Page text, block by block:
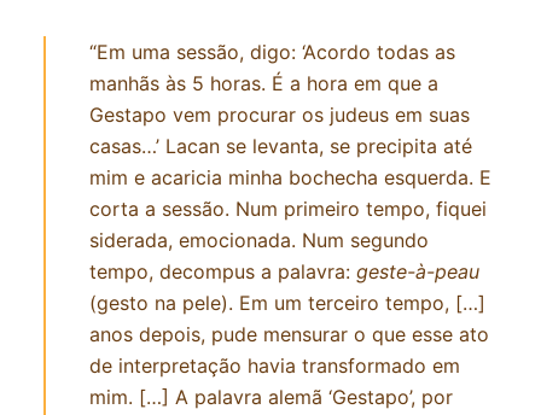
“Em uma sessão, digo: ‘Acordo todas as
manhãs às 5 horas. É a hora em que a
Gestapo vem procurar os judeus em suas
casas…’ Lacan se levanta, se precipita até
mim e acaricia minha bochecha esquerda. E
corta a sessão. Num primeiro tempo, fiquei
siderada, emocionada. Num segundo
tempo, decompus a palavra: geste-à-peau
(gesto na pele). Em um terceiro tempo, […]
anos depois, pude mensurar o que esse ato
de interpretação havia transformado em
mim. […] A palavra alemã ‘Gestapo’, por